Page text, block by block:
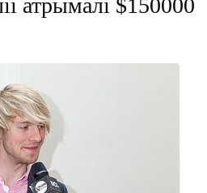
атрымалі $150000